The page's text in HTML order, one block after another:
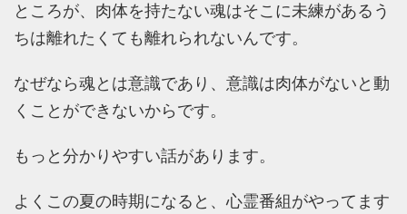
ところが、肉体を持たない魂はそこに未練があるう
ちは離れたくても離れられないんです。
なぜなら魂とは意識であり、意識は肉体がないと動
くことができないからです。
もっと分かりやすい話があります。
よくこの夏の時期になると、心霊番組がやってます